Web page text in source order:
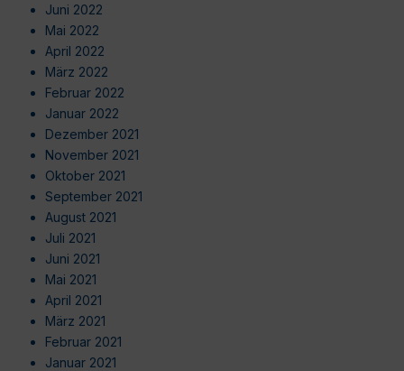
Juni 2022
Mai 2022
April 2022
März 2022
Februar 2022
Januar 2022
Dezember 2021
November 2021
Oktober 2021
September 2021
August 2021
Juli 2021
Juni 2021
Mai 2021
April 2021
März 2021
Februar 2021
Januar 2021